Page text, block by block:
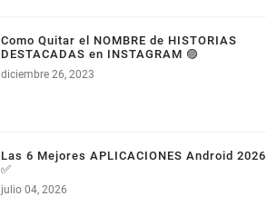
Como Quitar el NOMBRE de HISTORIAS
DESTACADAS en INSTAGRAM 🟣
diciembre 26, 2023
Las 6 Mejores APLICACIONES Android 2026
✅
julio 04, 2026